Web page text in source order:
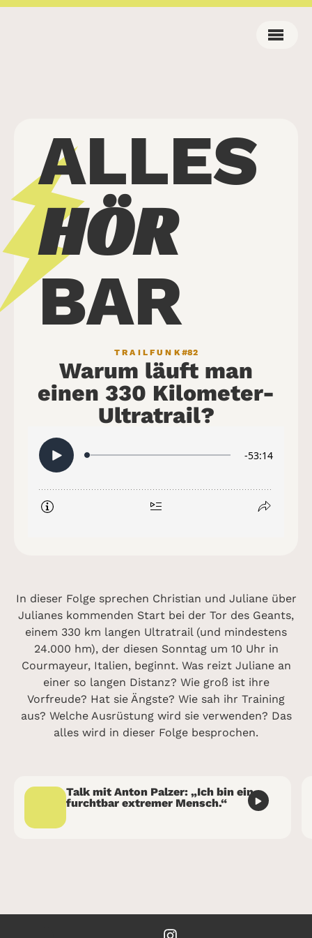
ALLES
HÖR
BAR
TRAILFUNK#82
Warum läuft man
einen 330 Kilometer-
Ultratrail?
In dieser Folge sprechen Christian und Juliane über
Julianes kommenden Start bei der Tor des Geants,
einem 330 km langen Ultratrail (und mindestens
24.000 hm), der diesen Sonntag um 10 Uhr in
Courmayeur, Italien, beginnt. Was reizt Juliane an
einer so langen Distanz? Wie groß ist ihre
Vorfreude? Hat sie Ängste? Wie sah ihr Training
aus? Welche Ausrüstung wird sie verwenden? Das
alles wird in dieser Folge besprochen.
Talk mit Anton Palzer: „Ich bin ein
furchtbar extremer Mensch.“